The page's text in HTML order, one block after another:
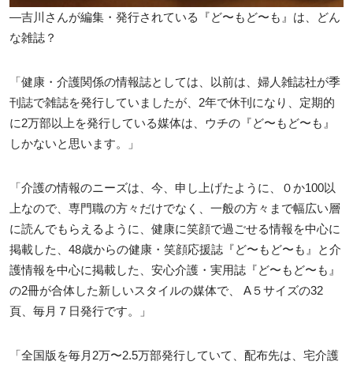
―吉川さんが編集・発行されている『ど〜もど〜も』は、どん
な雑誌？
「健康・介護関係の情報誌としては、以前は、婦人雑誌社が季
刊誌で雑誌を発行していましたが、2年で休刊になり、定期的
に2万部以上を発行している媒体は、ウチの『ど〜もど〜も』
しかないと思います。」
「介護の情報のニーズは、今、申し上げたように、０か100以
上なので、専門職の方々だけでなく、一般の方々まで幅広い層
に読んでもらえるように、健康に笑顔で過ごせる情報を中心に
掲載した、48歳からの健康・笑顔応援誌『ど〜もど〜も』と介
護情報を中心に掲載した、安心介護・実用誌『ど〜もど〜も』
の2冊が合体した新しいスタイルの媒体で、 A５サイズの32
頁、毎月７日発行です。」
「全国版を毎月2万〜2.5万部発行していて、配布先は、宅介護